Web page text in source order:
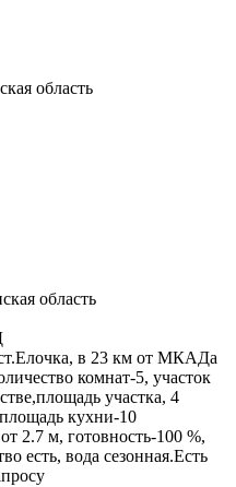
область
область
в 23 км от МКАДа
комнат-5, участок
участка, 4
кухни-10
2.7 м, готовность-100 %,
есть, вода сезонная.Есть